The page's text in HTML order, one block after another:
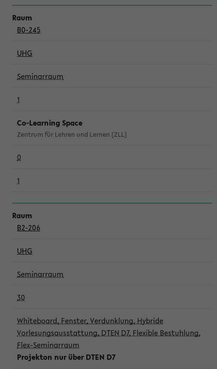
B0-245
UHG
Seminarraum
1
Co-Learning Space
Zentrum für Lehren und Lernen (ZLL)
0
1
B2-206
UHG
Seminarraum
30
Whiteboard, Fenster, Verdunklung, Hybride
Vorlesungsausstattung, DTEN D7, Flexible Bestuhlung,
Flex-Seminarraum
Projekton nur über DTEN D7